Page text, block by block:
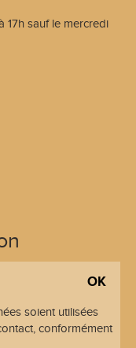
17h sauf le mercredi
soient utilisées
conformément